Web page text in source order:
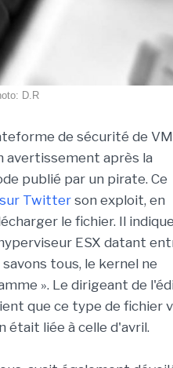
D.R
de sécurité de
avertissement après la
publié par un pirate. Ce
Twitter son exploit, en
le fichier. Il
ESX datant
tous, le kernel ne
». Le dirigeant de
que ce type de fichier
était liée à celle d'avril.